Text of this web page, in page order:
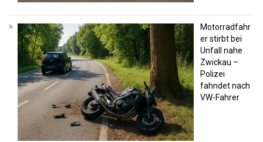
Motorradfahr
er stirbt bei
Unfall nahe
Zwickau –
Polizei
fahndet nach
VW-Fahrer